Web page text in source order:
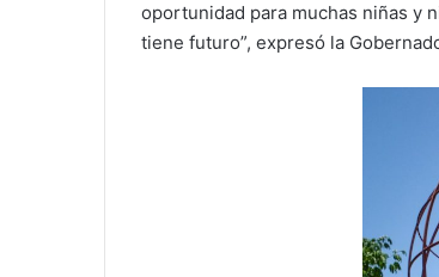
oportunidad para muchas niñas y
tiene futuro”, expresó la